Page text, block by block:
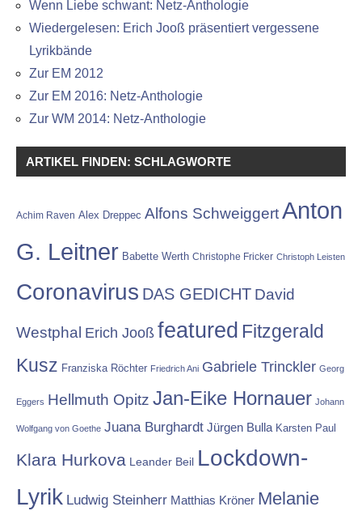
Wenn Liebe schwant: Netz-Anthologie
Wiedergelesen: Erich Jooß präsentiert vergessene
Lyrikbände
Zur EM 2012
Zur EM 2016: Netz-Anthologie
Zur WM 2014: Netz-Anthologie
ARTIKEL FINDEN: SCHLAGWORTE
Achim Raven Alex Dreppec Alfons SchweiggertAnton
G. Leitner Babette Werth Christophe Fricker Christoph Leisten
Coronavirus DAS GEDICHT David
Westphal Erich Jooß featured Fitzgerald
Kusz Franziska Röchter Friedrich Ani Gabriele Trinckler Georg
Eggers Hellmuth Opitz Jan-Eike Hornauer Johann
Wolfgang von Goethe Juana Burghardt Jürgen Bulla Karsten Paul
Klara Hurkova Leander Beil Lockdown-
Lyrik Ludwig Steinherr Matthias Kröner Melanie